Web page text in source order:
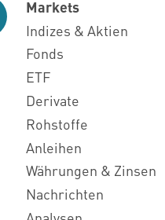
Markets
Indizes & Aktien
Fonds
ETF
Derivate
Rohstoffe
Anleihen
Währungen & Zinsen
Nachrichten